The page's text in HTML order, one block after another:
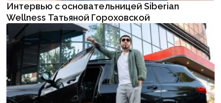
Интервью с основательницей Siberian
Wellness Татьяной Гороховской